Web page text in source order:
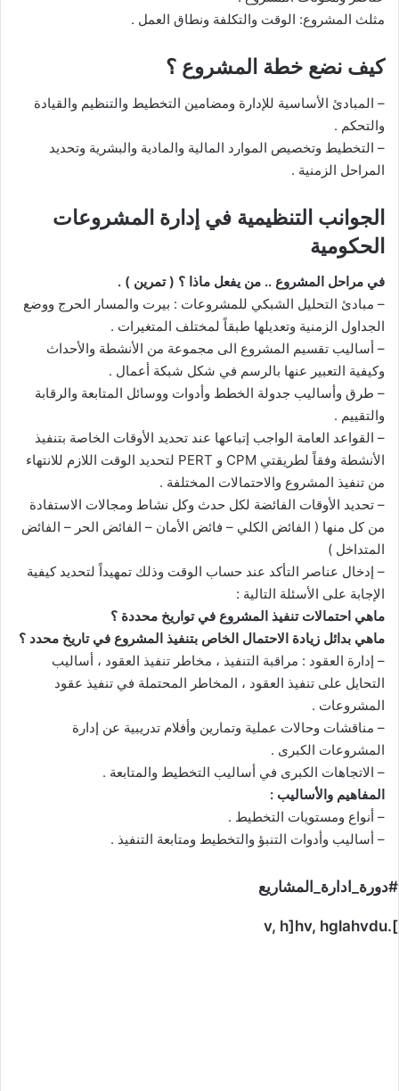
مثلث المشروع: الوقت والتكلفة ونطاق العمل .
كيف نضع خطة المشروع ؟
– المبادئ الأساسية للإدارة ومضامين التخطيط والتنظيم والقيادة
والتحكم .
– التخطيط وتخصيص الموارد المالية والمادية والبشرية وتحديد
المراحل الزمنية .
الجوانب التنظيمية في إدارة المشروعات
الحكومية
في مراحل المشروع .. من يفعل ماذا ؟ ( تمرين ) .
– مبادئ التحليل الشبكي للمشروعات : بيرت والمسار الحرج ووضع
الجداول الزمنية وتعديلها طبقاً لمختلف المتغيرات .
– أساليب تقسيم المشروع الى مجموعة من الأنشطة والأحداث
وكيفية التعبير عنها بالرسم في شكل شبكة أعمال .
– طرق وأساليب جدولة الخطط وأدوات ووسائل المتابعة والرقابة
والتقييم .
– القواعد العامة الواجب إتباعها عند تحديد الأوقات الخاصة بتنفيذ
الأنشطة وفقاً لطريقتي CPM و PERT لتحديد الوقت اللازم للانتهاء
من تنفيذ المشروع والاحتمالات المختلفة .
– تحديد الأوقات الفائضة لكل حدث وكل نشاط ومجالات الاستفادة
من كل منها ( الفائض الكلي – فائض الأمان – الفائض الحر – الفائض
المتداخل )
– إدخال عناصر التأكد عند حساب الوقت وذلك تمهيداً لتحديد كيفية
الإجابة على الأسئلة التالية :
ماهي احتمالات تنفيذ المشروع في تواريخ محددة ؟
ماهي بدائل زيادة الاحتمال الخاص بتنفيذ المشروع في تاريخ محدد ؟
– إدارة العقود : مراقبة التنفيذ ، مخاطر تنفيذ العقود ، أساليب
التحايل على تنفيذ العقود ، المخاطر المحتملة في تنفيذ عقود
المشروعات .
– مناقشات وحالات عملية وتمارين وأفلام تدريبية عن إدارة
المشروعات الكبرى .
– الاتجاهات الكبرى في أساليب التخطيط والمتابعة .
المفاهيم والأساليب :
– أنواع ومستويات التخطيط .
– أساليب وأدوات التنبؤ والتخطيط ومتابعة التنفيذ .
#دورة_ادارة_المشاريع
].v, h]hv, hglahvdu